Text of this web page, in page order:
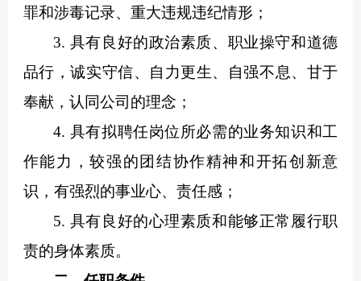
罪和涉毒记录、重大违规违纪情形；
3. 具有良好的政治素质、职业操守和道德
品行，诚实守信、自力更生、自强不息、甘于
奉献，认同公司的理念；
4. 具有拟聘任岗位所必需的业务知识和工
作能力，较强的团结协作精神和开拓创新意
识，有强烈的事业心、责任感；
5. 具有良好的心理素质和能够正常履行职
责的身体素质。